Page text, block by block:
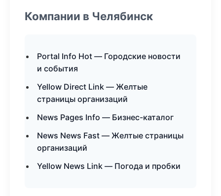
Компании в Челябинск
Portal Info Hot — Городские новости
и события
Yellow Direct Link — Желтые
страницы организаций
News Pages Info — Бизнес-каталог
News News Fast — Желтые страницы
организаций
Yellow News Link — Погода и пробки